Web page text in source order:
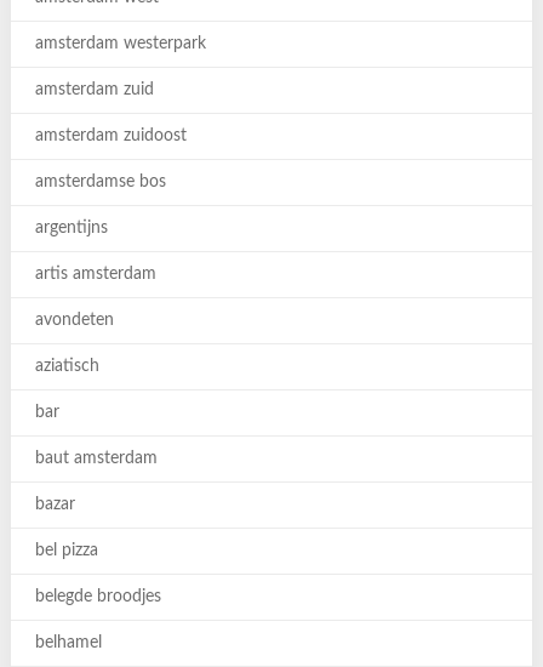
amsterdam westerpark
amsterdam zuid
amsterdam zuidoost
amsterdamse bos
argentijns
artis amsterdam
avondeten
aziatisch
bar
baut amsterdam
bazar
bel pizza
belegde broodjes
belhamel